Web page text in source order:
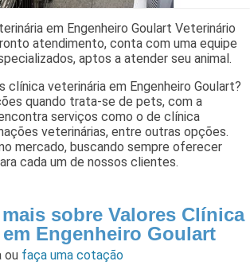
em Engenheiro Goulart Veterinário
atendimento, conta com uma equipe
aptos a atender seu animal.
clínica veterinária em Engenheiro Goulart?
quando trata-se de pets, com a
serviços como o de clínica
veterinárias, entre outras opções.
mercado, buscando sempre oferecer
cada um de nossos clientes.
sobre Valores Clínica
Engenheiro Goulart
ou faça uma cotação